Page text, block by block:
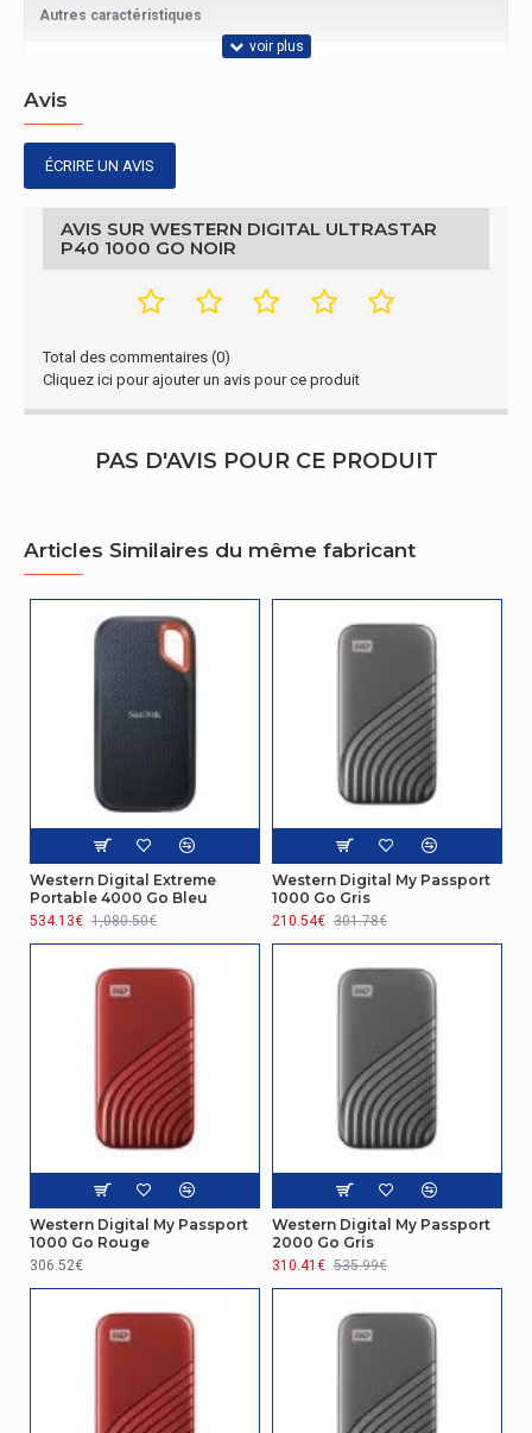
Autres caractéristiques
Emballage
Càbles inclus
USB Type-C vers USB Type-C
Performance
Vitesse d'écriture 2000 Mo/s
Guide de démarrage rapide
représentation / réalisation
Capacité du Solid State
Taux de transfert des
données
10 Gbit/s
Le chiffrement matériel Non
Performance
Prise en charge du système
Prise en charge du système
d'exploitation Windows
Avis
ÉCRIRE UN AVIS
AVIS SUR WESTERN DIGITAL ULTRASTAR
P40 1000 GO NOIR
Total des commentaires (0)
Cliquez ici pour ajouter un avis pour ce produit
PAS D'AVIS POUR CE PRODUIT
Articles Similaires du même fabricant
Western Digital Extreme
Portable 4000 Go Bleu
534.13€ 1,080.50€
Western Digital My Passport
1000 Go Gris
210.54€ 301.78€
Western Digital My Passport
1000 Go Rouge
306.52€
Western Digital My Passport
2000 Go Gris
310.41€ 535.99€